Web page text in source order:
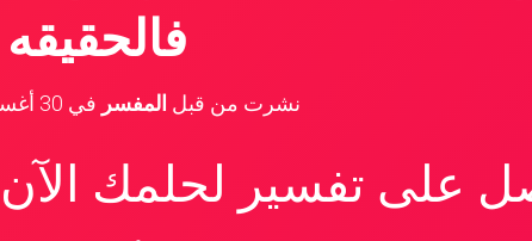
فالحقيقه
نشرت من قبل المفسر في 30 أغسطس، 2023
على تفسير لحلمك